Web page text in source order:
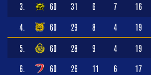
3. 60 31 6 7 16
4. 60 29 8 4 19
5. 60 28 9 4 19
6. 60 26 11 6 17